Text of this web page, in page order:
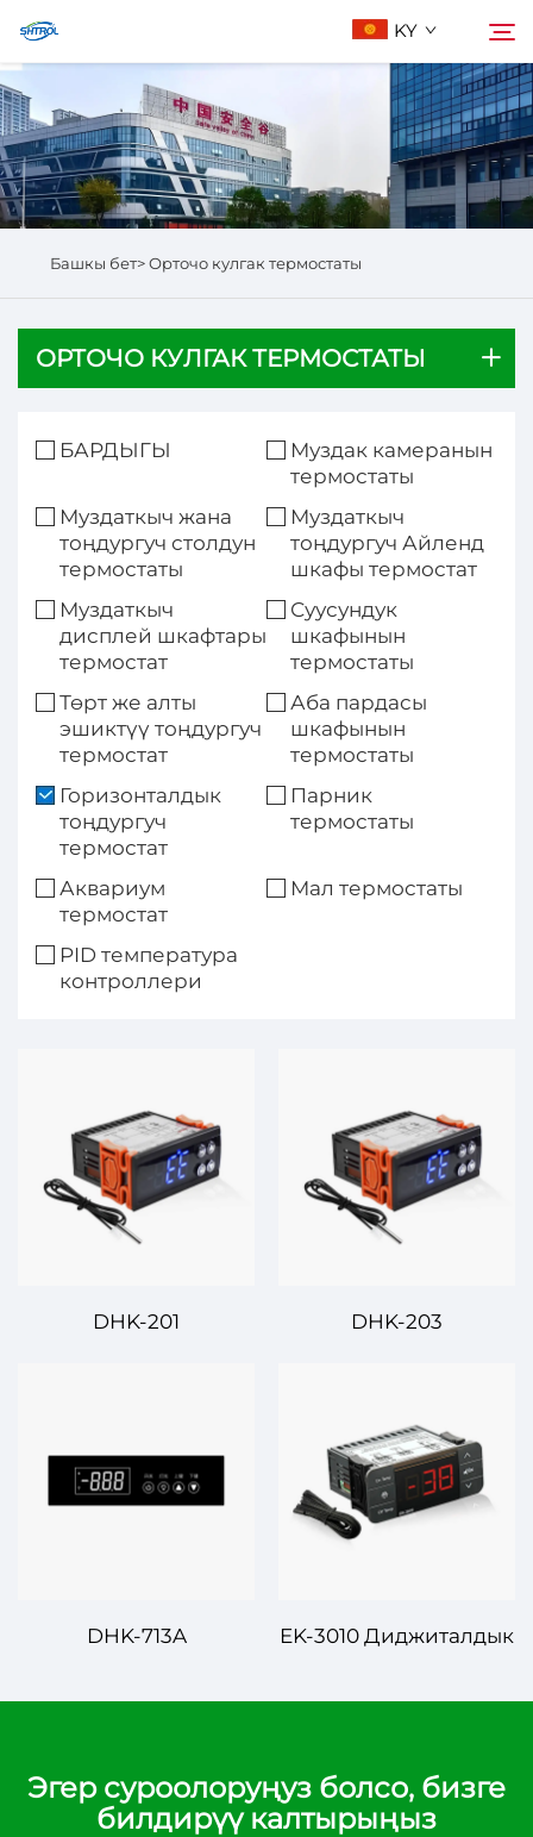
KY
Биз жөнүндө
Продукциялар
Издөө
Башкы бет>Орточо кулгак термостаты
ОРТОЧО КУЛГАК ТЕРМОСТАТЫ
БАРДЫГЫ
Муздак камеранын
термостаты
Муздаткыч жана
тоңдургуч столдун
термостаты
Муздаткыч
тоңдургуч Айленд
шкафы термостат
Муздаткыч
дисплей шкафтары
термостат
Суусундук
шкафынын
термостаты
Төрт же алты
эшиктүү тоңдургуч
термостат
Аба пардасы
шкафынын
термостаты
Горизонталдык
тоңдургуч
термостат
Парник
термостаты
Аквариум
термостат
Мал термостаты
PID температура
контроллери
DHK-201
Температуралык
Контрол үчүн
DHK-203
Контролор –
Көпчелектен Ар
келиштерде
Сыртыктан
DHK-713A
Температуралык
Температуралык
Контрол
EK-3010 Диджиталдык
Контролор –
Температуралык
Контрол үчүн
Эгер суроолоруңуз болсо, бизге
билдирүү калтырыңыз